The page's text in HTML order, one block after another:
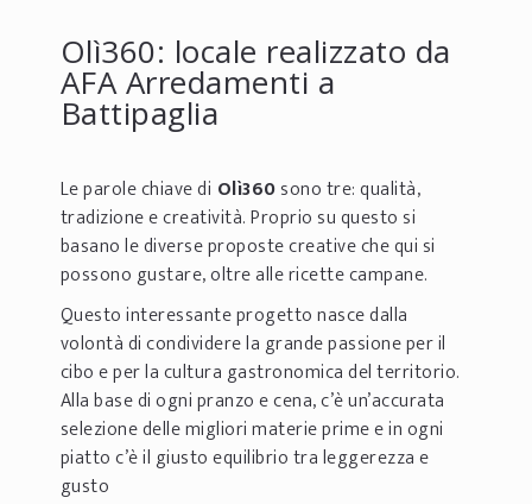
Olì360: locale realizzato da
AFA Arredamenti a
Battipaglia
Le parole chiave di Olì360sono tre: qualità,
tradizione e creatività. Proprio su questo si
basano le diverse proposte creative che qui si
possono gustare, oltre alle ricette campane.
Questo interessante progetto nasce dalla
volontà di condividere la grande passione per il
cibo e per la cultura gastronomica del territorio.
Alla base di ogni pranzo e cena, c’è un’accurata
selezione delle migliori materie prime e in ogni
piatto c’è il giusto equilibrio tra leggerezza e
gusto